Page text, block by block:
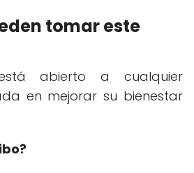
tomar este
abierto a cualquier
en mejorar su bienestar